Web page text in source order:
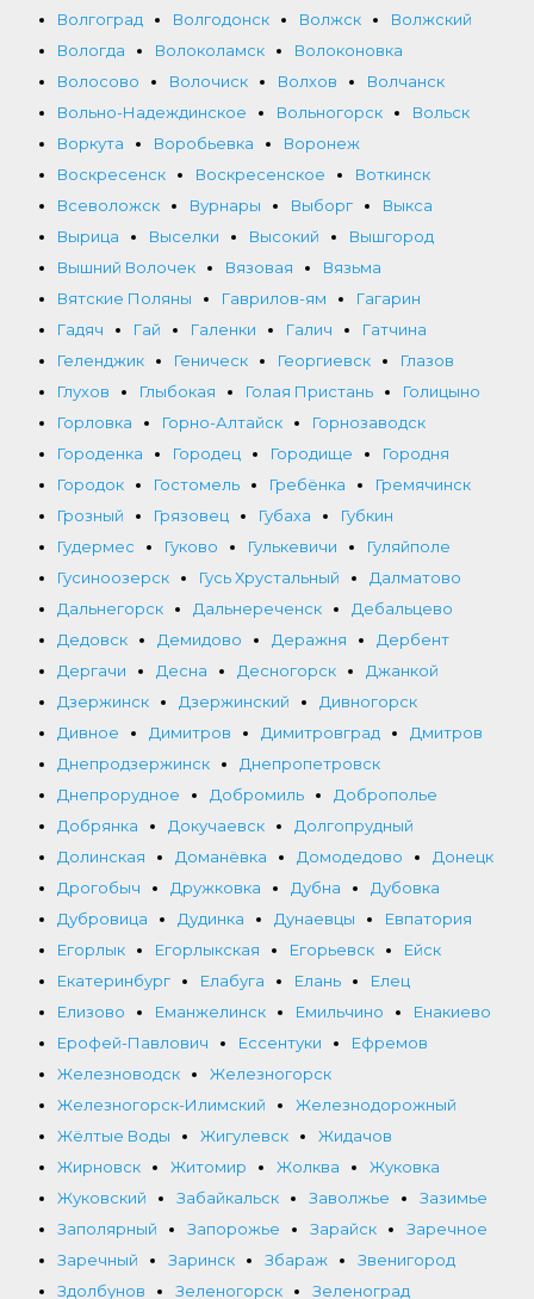
Волгоград
Волгодонск Волжск
Волжский
Вологда
Волоколамск
Волоконовка
Волосово
Волочиск Волхов
Волчанск
Вольно-Надеждинское
Вольногорск
Вольск
Воркута
Воробьевка
Воронеж
Воскресенск
Воскресенское
Воткинск
Всеволожск
Вурнары Выборг
Выкса
Вырица
Выселки Высокий
Вышгород
Вышний Волочек
Вязовая
Вязьма
Вятские Поляны
Гаврилов-ям
Гагарин
Гадяч
Гай Галенки Галич
Гатчина
Геленджик
Геническ Георгиевск
Глазов
Глухов
Глыбокая Голая Пристань
Голицыно
Горловка
Горно-Алтайск
Горнозаводск
Городенка
Городец Городище
Городня
Городок
Гостомель Гребёнка
Гремячинск
Грозный
Грязовец Губаха
Губкин
Гудермес
Гуково Гулькевичи
Гуляйполе
Гусиноозерск
Гусь Хрустальный
Далматово
Дальнегорск
Дальнереченск
Дебальцево
Дедовск
Демидово Деражня
Дербент
Дергачи
Десна Десногорск
Джанкой
Дзержинск
Дзержинский
Дивногорск
Дивное
Димитров Димитровград
Дмитров
Днепродзержинск
Днепропетровск
Днепрорудное
Добромиль
Доброполье
Добрянка
Докучаевск
Долгопрудный
Долинская
Доманёвка Домодедово
Донецк
Дрогобыч
Дружковка Дубна
Дубовка
Дубровица
Дудинка Дунаевцы
Евпатория
Егорлык
Егорлыкская Егорьевск
Ейск
Екатеринбург
Елабуга Елань
Елец
Елизово
Еманжелинск Емильчино
Енакиево
Ерофей-Павлович
Ессентуки
Ефремов
Железноводск
Железногорск
Железногорск-Илимский
Железнодорожный
Жёлтые Воды
Жигулевск
Жидачов
Жирновск
Житомир Жолква
Жуковка
Жуковский
Забайкальск Заволжье
Зазимье
Заполярный
Запорожье Зарайск
Заречное
Заречный
Заринск Збараж
Звенигород
Здолбунов
Зеленогорск Зеленоград